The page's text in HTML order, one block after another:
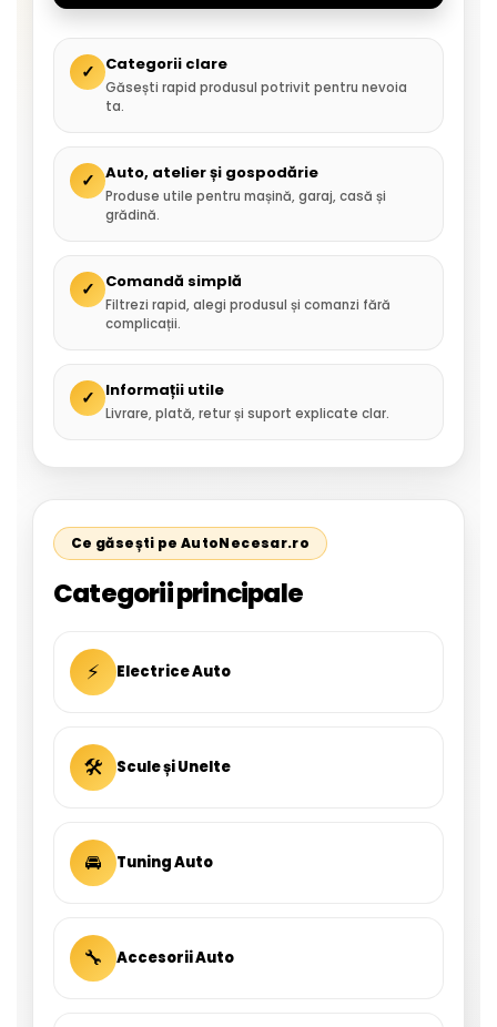
✓ Categorii clare
Găsești rapid produsul potrivit pentru nevoia
ta.
✓ Auto, atelier și gospodărie
Produse utile pentru mașină, garaj, casă și
grădină.
✓ Comandă simplă
Filtrezi rapid, alegi produsul și comanzi fără
complicații.
✓ Informații utile
Livrare, plată, retur și suport explicate clar.
Ce găsești pe AutoNecesar.ro
Categorii principale
⚡ Electrice Auto
🛠 Scule și Unelte
🚘 Tuning Auto
🔧 Accesorii Auto